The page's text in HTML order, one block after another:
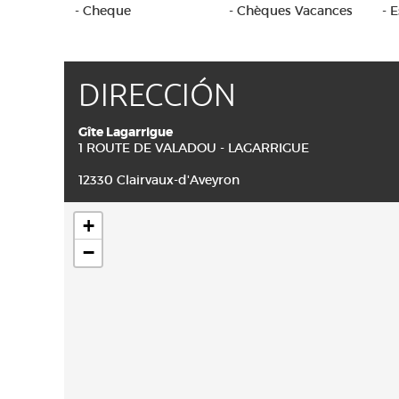
- Cheque - Chèques Vacances -
DIRECCIÓN
Gîte Lagarrigue
1 ROUTE DE VALADOU - LAGARRIGUE
12330 Clairvaux-d'Aveyron
+
−